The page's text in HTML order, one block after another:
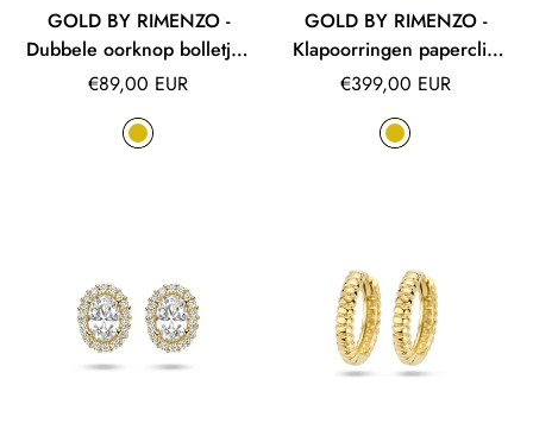
GOLD BY RIMENZO -
Dubbele oorknop bolletjes
(per stuk)
Normale
€89,00 EUR
GOLD BY RIMENZO -
Klapoorringen paperclip
zirkonia
Normale
€399,00 EUR